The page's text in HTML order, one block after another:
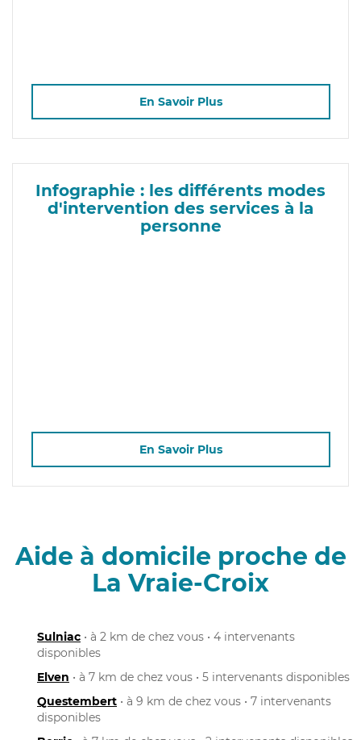
En Savoir Plus
Infographie : les différents modes
d'intervention des services à la
personne
En Savoir Plus
Aide à domicile proche de
La Vraie-Croix
Sulniac • à 2 km de chez vous • 4 intervenants
disponibles
Elven • à 7 km de chez vous • 5 intervenants disponibles
Questembert • à 9 km de chez vous • 7 intervenants
disponibles